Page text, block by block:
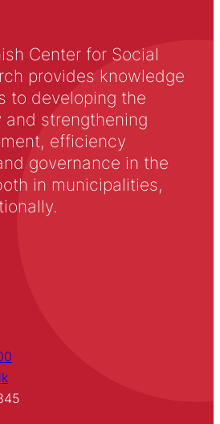
Center for Social
provides knowledge
to developing the
strengthening
efficiency
governance in the
in municipalities,